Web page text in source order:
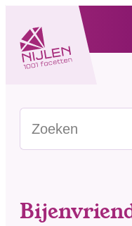
Naar inhoud
Nijlen